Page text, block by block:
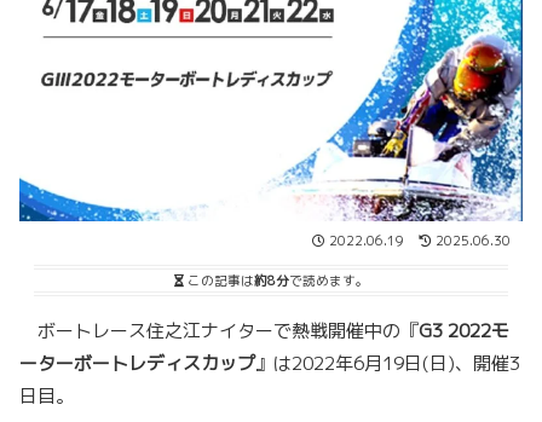
2022.06.19 2025.06.30
この記事は約8分で読めます。
ボートレース住之江ナイターで熱戦開催中の『G3 2022モ
ーターボートレディスカップ』は2022年6月19日(日)、開催3
日目。